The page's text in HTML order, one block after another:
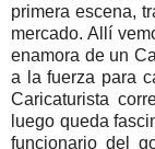
primera escena,
mercado. Allí
enamora de un
a la fuerza para
Caricaturista
luego queda
funcionario del